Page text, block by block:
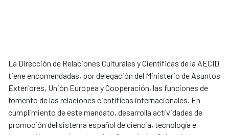
La Dirección de Relaciones Culturales y Científicas de la AECID
tiene encomendadas, por delegación del Ministerio de Asuntos
Exteriores, Unión Europea y Cooperación, las funciones de
fomento de las relaciones científicas internacionales. En
cumplimiento de este mandato, desarrolla actividades de
promoción del sistema español de ciencia, tecnología e